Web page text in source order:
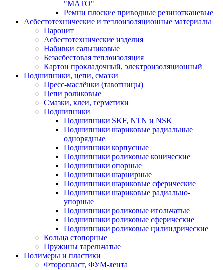
"МАТО"
Ремни плоские приводные резинотканевые
Асбестотехнические и теплоизоляционные материалы
Паронит
Асбестотехнические изделия
Набивки сальниковые
Безасбестовая теплоизоляция
Картон прокладочный, электроизоляционный
Подшипники, цепи, смазки
Пресс-маслёнки (тавотницы)
Цепи роликовые
Смазки, клеи, герметики
Подшипники
Подшипники SKF, NTN и NSK
Подшипники шариковые радиальные
однорядные
Подшипники корпусные
Подшипники роликовые конические
Подшипники опорные
Подшипники шарнирные
Подшипники шариковые сферические
Подшипники шариковые радиально-
упорные
Подшипники роликовые игольчатые
Подшипники роликовые сферические
Подшипники роликовые цилиндрические
Кольца стопорные
Пружины тарельчатые
Полимеры и пластики
Фторопласт, ФУМ-лента